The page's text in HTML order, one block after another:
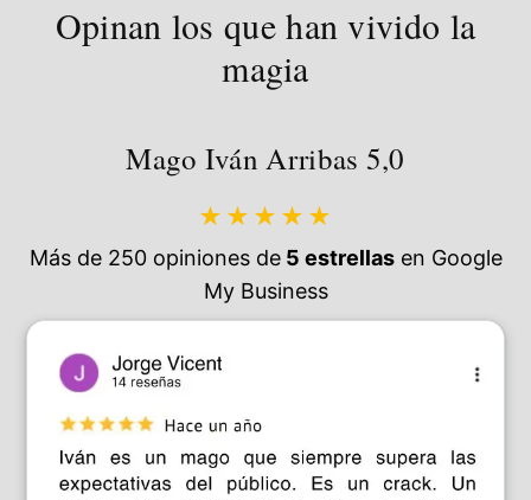
Opinan los que han vivido la
magia
Mago Iván Arribas 5,0
★★★★★
Más de 250 opiniones de5 estrellasen Google
My Business